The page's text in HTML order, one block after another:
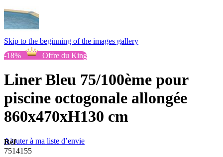
Skip to the beginning of the images gallery
-18%
Offre du King
Liner Bleu 75/100ème pour
piscine octogonale allongée
860x470xH130 cm
Ajouter à ma liste d’envie
Réf
7514155